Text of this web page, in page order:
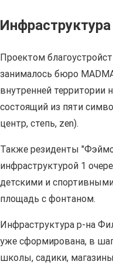
Проектом
занималось бюро
внутренней территории
состоящий из пяти
центр, степь, zen).
Также резиденты
инфраструктурой 1
детскими и
площадь с фонтаном.
Инфраструктура р-на
уже сформирована, в
школы, садики,